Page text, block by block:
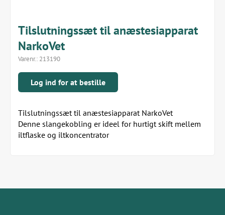
Tilslutningssæt til anæstesiapparat
NarkoVet
Varenr.: 213190
Log ind for at bestille
Tilslutningssæt til anæstesiapparat NarkoVet
Denne slangekobling er ideel for hurtigt skift mellem
iltflaske og iltkoncentrator